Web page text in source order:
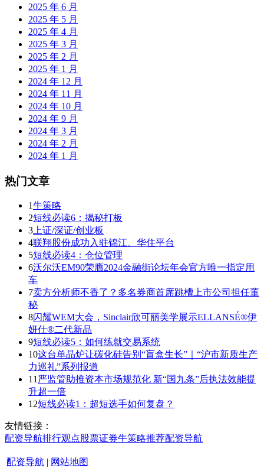
2025 年 6 月
2025 年 5 月
2025 年 4 月
2025 年 3 月
2025 年 2 月
2025 年 1 月
2024 年 12 月
2024 年 11 月
2024 年 10 月
2024 年 9 月
2024 年 3 月
2024 年 2 月
2024 年 1 月
热门文章
1牛策略
2短线必读6：揭秘打板
3 上证/深证/创业板
4联翔股份成功入驻锦江、华住平台
5短线必读4：仓位管理
6沃尔沃EM90荣膺2024金融街论坛年会官方唯一指定用
车
7卖方分析师不香了？多名券商首席跳槽上市公司担任董
秘
8闪耀WEM大会，Sinclair欣可丽美学展示ELLANSÉ®伊
妍仕®二代新品
9短线必读5：如何练就交易系统
10这台单晶炉让碳化硅告别“盲盒生长”｜“沪市新质生产
力巡礼”系列报道
11 严监管助推资本市场规范化 新“国九条”后执法效能提
升超一倍
12短线必读1：超短选手如何复盘？
友情链接：
配资导航排行观点股票证券牛策略推荐配资导航
配资导航 | 网站地图